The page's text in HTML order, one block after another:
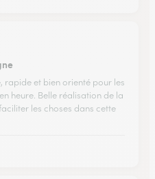
rapide et bien orienté pour les
heure. Belle réalisation de la
les choses dans cette